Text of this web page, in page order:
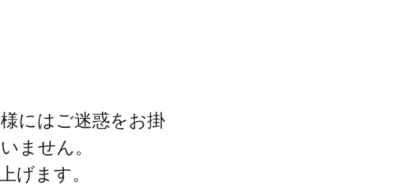
にはご迷惑をお掛
ません。
げます。